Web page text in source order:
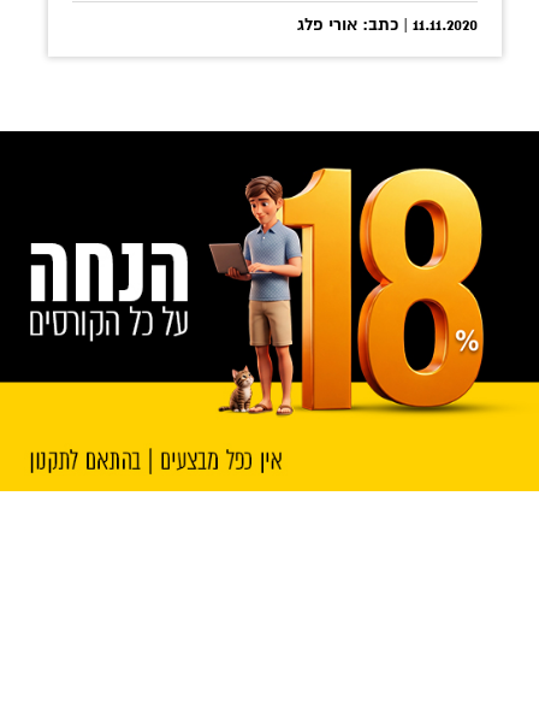
11.11.2020 | כתב: אורי פלג